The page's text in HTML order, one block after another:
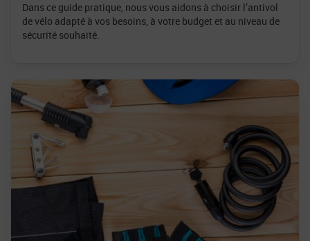
Dans ce guide pratique, nous vous aidons à choisir l’antivol
de vélo adapté à vos besoins, à votre budget et au niveau de
sécurité souhaité.